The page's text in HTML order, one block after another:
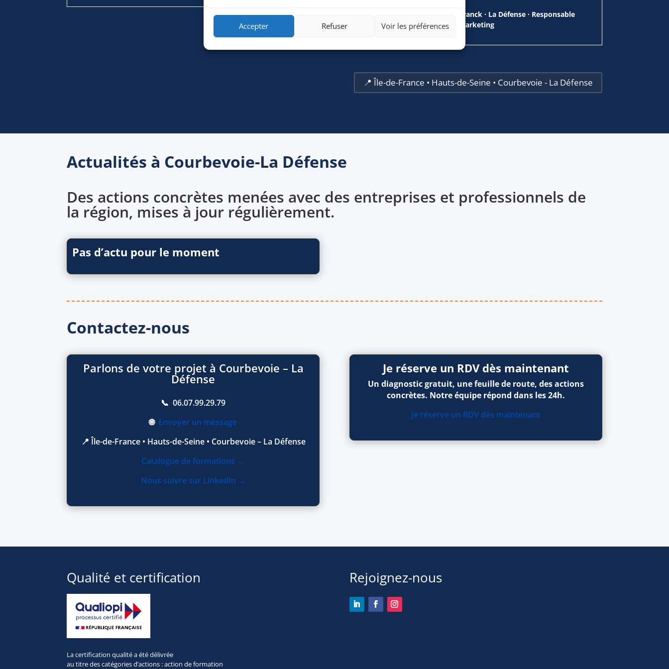
Accepter Refuser Voir les préférences
Franck · La Défense · Responsable
Marketing
📍 Île-de-France • Hauts-de-Seine • Courbevoie - La Défense
Actualités à Courbevoie-La Défense
Des actions concrètes menées avec des entreprises et professionnels de
la région, mises à jour régulièrement.
Pas d’actu pour le moment
Contactez-nous
Parlons de votre projet à Courbevoie – La
Défense
📞 06.07.99.29.79
🌐 Envoyer un message
📍 Île-de-France • Hauts-de-Seine • Courbevoie – La Défense
Catalogue de formations →
Nous suivre sur LinkedIn →
Je réserve un RDV dès maintenant
Un diagnostic gratuit, une feuille de route, des actions
concrètes. Notre équipe répond dans les 24h.
Je réserve un RDV dès maintenant
Qualité et certification
La certification qualité a été délivrée
au titre descatégories d’actions : action de formation
Rejoignez-nous